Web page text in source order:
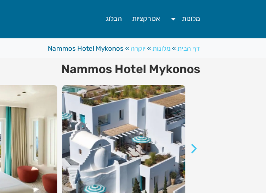
מלונות אטרקציות הבלוג
דף הבית »מלונות »יוקרה »
Nammos Hotel Mykonos
Nammos Hotel Mykonos